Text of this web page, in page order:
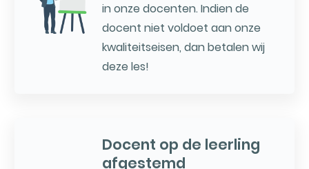
in onze docenten. Indien de
docent niet voldoet aan onze
kwaliteitseisen, dan betalen wij
deze les!
Docent op de leerling
afgestemd